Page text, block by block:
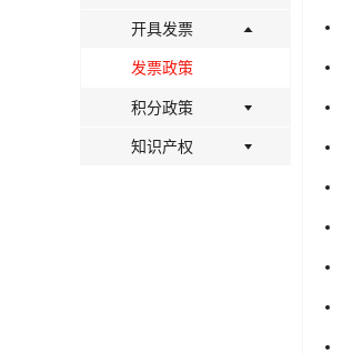
开具发票
发票政策
积分政策
知识产权